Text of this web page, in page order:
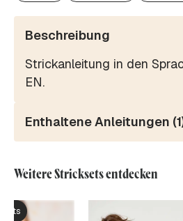
Beschreibung
Strickanleitung in den
EN.
Enthaltene Anleitungen
Weitere Stricksets entdecken